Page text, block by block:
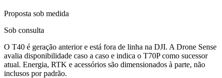
Proposta sob medida
Sob consulta
O T40 é geração anterior e está fora de linha na DJI. A Drone Sense
avalia disponibilidade caso a caso e indica o T70P como sucessor
atual. Energia, RTK e acessórios são dimensionados à parte, não
inclusos por padrão.